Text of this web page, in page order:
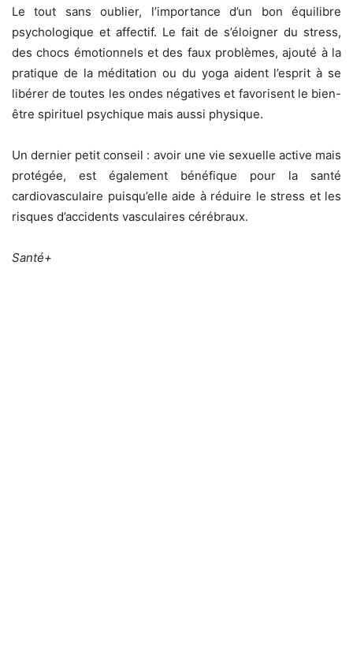
Le tout sans oublier, l’importance d’un bon équilibre
psychologique et affectif. Le fait de s’éloigner du stress,
des chocs émotionnels et des faux problèmes, ajouté à la
pratique de la méditation ou du yoga aident l’esprit à se
libérer de toutes les ondes négatives et favorisent le bien-
être spirituel psychique mais aussi physique.
Un dernier petit conseil : avoir une vie sexuelle active mais
protégée, est également bénéfique pour la santé
cardiovasculaire puisqu’elle aide à réduire le stress et les
risques d’accidents vasculaires cérébraux.
Santé+